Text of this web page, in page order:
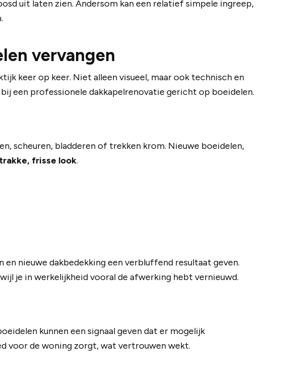
uit laten zien. Andersom kan een relatief simpele ingreep,
vervangen
keer op keer. Niet alleen visueel, maar ook technisch en
een professionele dakkapelrenovatie gericht op boeidelen.
scheuren, bladderen of trekken krom. Nieuwe boeidelen,
frisse look.
nieuwe dakbedekking een verbluffend resultaat geven.
je in werkelijkheid vooral de afwerking hebt vernieuwd.
kunnen een signaal geven dat er mogelijk
voor de woning zorgt, wat vertrouwen wekt.